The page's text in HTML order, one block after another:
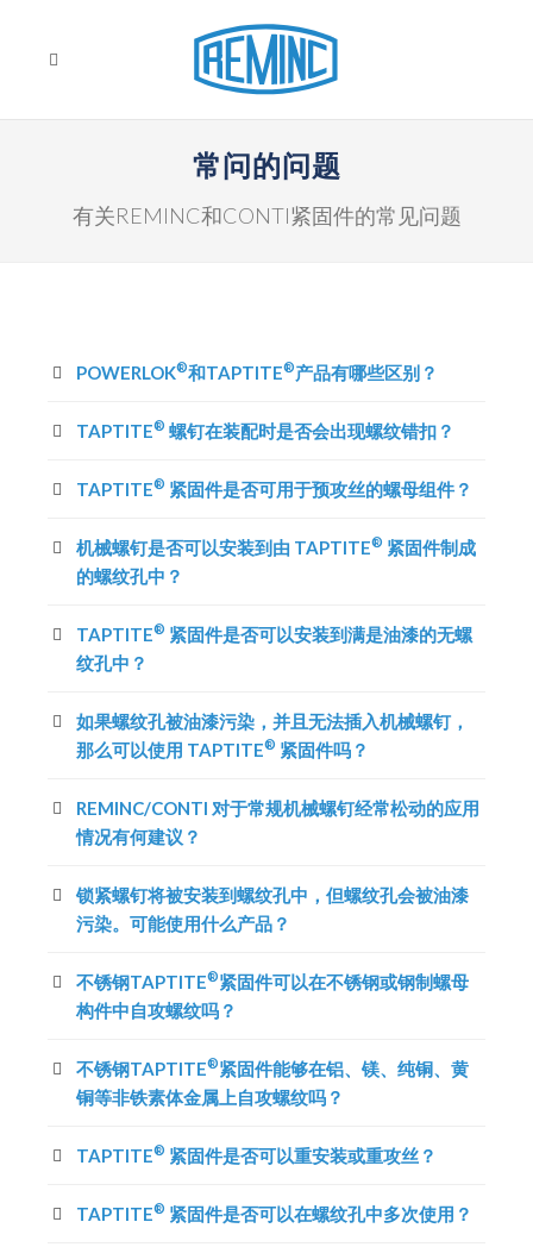
常问的问题
有关REMINC和CONTI紧固件的常见问题
POWERLOK®和TAPTITE®产品有哪些区别？
TAPTITE® 螺钉在装配时是否会出现螺纹错扣？
TAPTITE® 紧固件是否可用于预攻丝的螺母组件？
机械螺钉是否可以安装到由 TAPTITE® 紧固件制成
的螺纹孔中？
TAPTITE® 紧固件是否可以安装到满是油漆的无螺
纹孔中？
如果螺纹孔被油漆污染，并且无法插入机械螺钉，
那么可以使用 TAPTITE® 紧固件吗？
REMINC/CONTI 对于常规机械螺钉经常松动的应用
情况有何建议？
锁紧螺钉将被安装到螺纹孔中，但螺纹孔会被油漆
污染。可能使用什么产品？
不锈钢TAPTITE®紧固件可以在不锈钢或钢制螺母
构件中自攻螺纹吗？
不锈钢TAPTITE®紧固件能够在铝、镁、纯铜、黄
铜等非铁素体金属上自攻螺纹吗？
TAPTITE® 紧固件是否可以重安装或重攻丝？
TAPTITE® 紧固件是否可以在螺纹孔中多次使用？